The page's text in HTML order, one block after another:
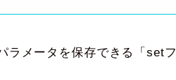
ラメータを保存できる「set